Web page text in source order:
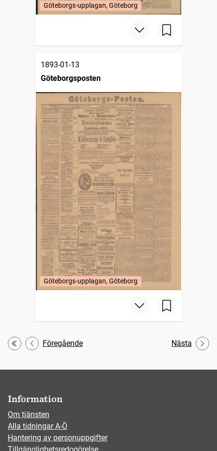
Göteborgs-upplagan, Göteborg
1893-01-13
Göteborgsposten
Göteborgs-upplagan, Göteborg
Första
Föregående Nästa
Information
Om tjänsten
Alla tidningar A-Ö
Hantering av personuppgifter